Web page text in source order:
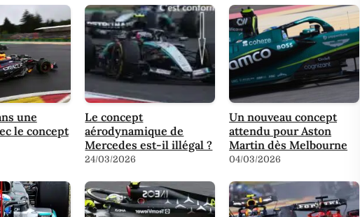
une
le concept
Le concept
aérodynamique de
Mercedes est-il illégal ?
24/03/2026
Un nouveau concept
attendu pour Aston
Martin dès Melbourne
04/03/2026